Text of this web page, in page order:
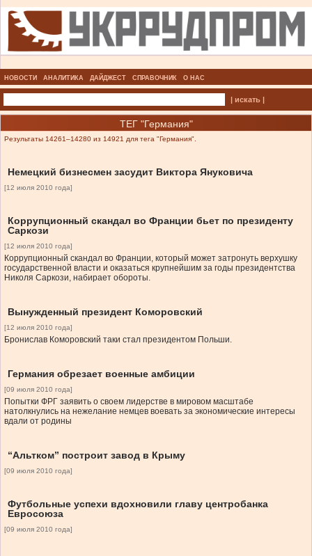
НОВОСТИ АНАЛИТИКА ДАЙДЖЕСТ СПРАВОЧНИК О НАС
| искать |
ТЕГ "Германия"
Результаты 14261–14280 из 14921 для тега "Германия".
Немецкий бизнесмен засудит Виктора Януковича
[12 июля 2010 года]
Коррупционный скандал во Франции бьет по президенту
Саркози
[12 июля 2010 года]
Коррупционный скандал во Франции, который может затронуть верхушку
государственной власти и оказаться крупнейшим за годы президентства
Николя Саркози, набирает обороты.
Вынужденный президент Коморовский
[12 июля 2010 года]
Бронислав Коморовский таки стал президентом Польши.
Германия обрезает военные амбиции
[09 июля 2010 года]
Попытки ФРГ заявить о своем лидерстве в мировом масштабе
натолкнулись на нежелание немцев воевать за экономические интересы
вдали от родины
“Альтком” построит завод в Крыму
[09 июля 2010 года]
Футбольные успехи вдохновили главу центробанка
Евросоюза
[09 июля 2010 года]